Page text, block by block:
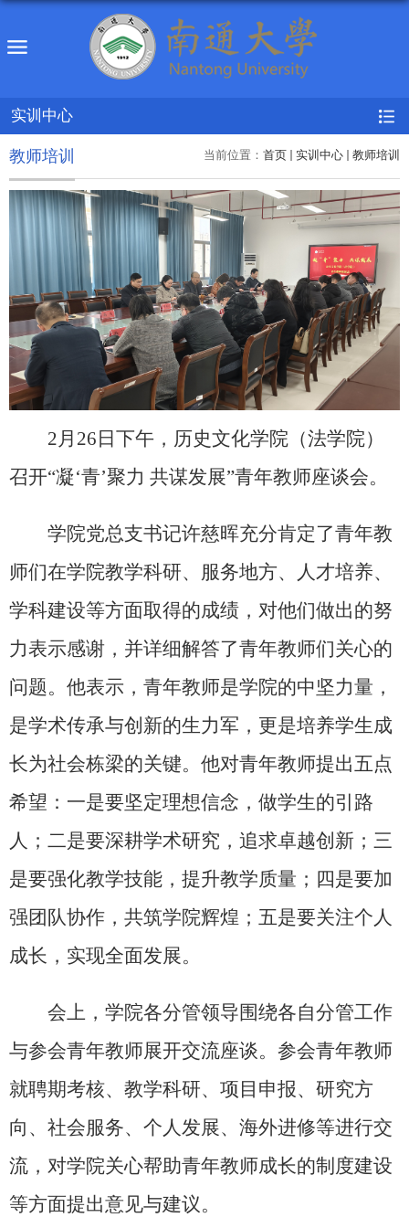
实训中心
当前位置： 首页 实训中心 教师培训
教师培训
2月26日下午，历史文化学院（法学院）
召开“凝‘青’聚力 共谋发展”青年教师座谈会。
学院党总支书记许慈晖充分肯定了青年教
师们在学院教学科研、服务地方、人才培养、
学科建设等方面取得的成绩，对他们做出的努
力表示感谢，并详细解答了青年教师们关心的
问题。他表示，青年教师是学院的中坚力量，
是学术传承与创新的生力军，更是培养学生成
长为社会栋梁的关键。他对青年教师提出五点
希望：一是要坚定理想信念，做学生的引路
人；二是要深耕学术研究，追求卓越创新；三
是要强化教学技能，提升教学质量；四是要加
强团队协作，共筑学院辉煌；五是要关注个人
成长，实现全面发展。
会上，学院各分管领导围绕各自分管工作
与参会青年教师展开交流座谈。参会青年教师
就聘期考核、教学科研、项目申报、研究方
向、社会服务、个人发展、海外进修等进行交
流，对学院关心帮助青年教师成长的制度建设
等方面提出意见与建议。